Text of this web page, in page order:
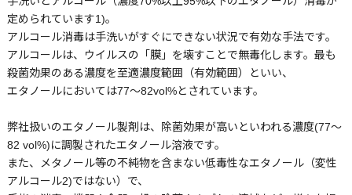
定められています1)。
アルコール消毒は手洗いがすぐにできない状況で有効な手法です。
アルコールは、ウイルスの「膜」を壊すことで無毒化します。最も
殺菌効果のある濃度を至適濃度範囲（有効範囲）といい、
エタノールにおいては77～82vol%とされています。
弊社扱いのエタノール製剤は、除菌効果が高いといわれる濃度(77～
82 vol%)に調製されたエタノール溶液です。
また、メタノール等の不純物を含まない低毒性なエタノール（変性
アルコール2)ではない）で、